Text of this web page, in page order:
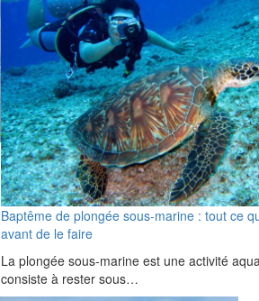
Baptême de plongée sous-marine : tout ce
avant de le faire
La plongée sous-marine est une activité
consiste à rester sous…